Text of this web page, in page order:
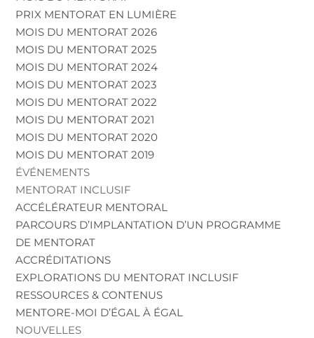
PRIX MENTORAT EN LUMIÈRE
MOIS DU MENTORAT 2026
MOIS DU MENTORAT 2025
MOIS DU MENTORAT 2024
MOIS DU MENTORAT 2023
MOIS DU MENTORAT 2022
MOIS DU MENTORAT 2021
MOIS DU MENTORAT 2020
MOIS DU MENTORAT 2019
ÉVÉNEMENTS
MENTORAT INCLUSIF
ACCÉLÉRATEUR MENTORAL
PARCOURS D’IMPLANTATION D’UN PROGRAMME
DE MENTORAT
ACCRÉDITATIONS
EXPLORATIONS DU MENTORAT INCLUSIF
RESSOURCES & CONTENUS
MENTORE-MOI D’ÉGAL À ÉGAL
NOUVELLES